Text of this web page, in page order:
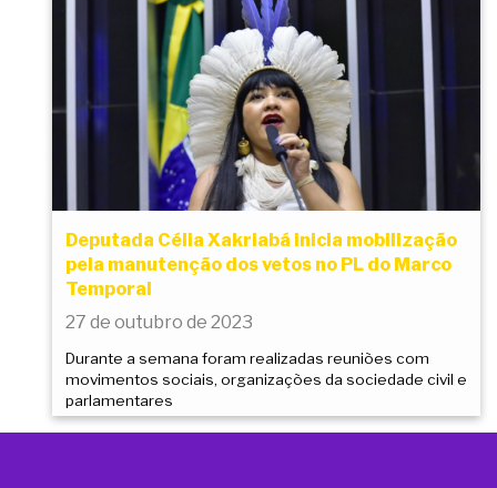
Deputada Célia Xakriabá inicia mobilização
pela manutenção dos vetos no PL do Marco
Temporal
27 de outubro de 2023
Durante a semana foram realizadas reuniões com
movimentos sociais, organizações da sociedade civil e
parlamentares